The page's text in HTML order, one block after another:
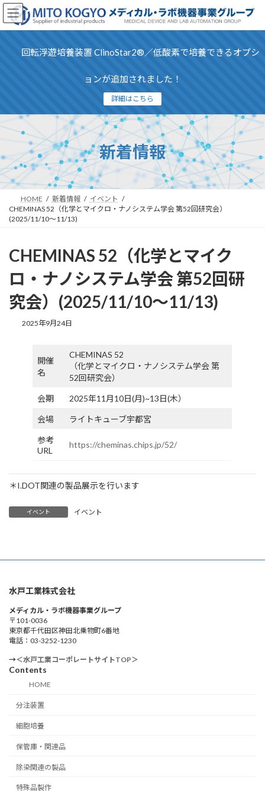
コ
ン
テ
プ
ナ
ビ
ゲ
動
回転浮遊培養装置 ClinoStar2®／低酸素で培養できるオプシ
ョンが追加されました！
詳細はこちら
新着情報
HOME 新着情報
イベント
CHEMINAS 52（化学とマイクロ・ナノシステム学会 第52回研究会）
(2025/11/10〜11/13)
CHEMINAS 52（化学とマイク
ロ・ナノシステム学会 第52回研
究会）(2025/11/10〜11/13)
最
2025年9月24日
開催
名
CHEMINAS 52
（化学とマイクロ・ナノシステム学会 第
52回研究会）
会期 2025年11月10日(月)~13日(木）
会場 ライトキューブ宇都宮
参考
URL
https://cheminas.chips.jp/52/
＊I.DOT関連の製品展示を行います
イベント イベント
水戸工業株式会社
メディカル・ラボ機器事業グループ
〒101-0036
東京都千代田区神田北乗物町6番地
電話：03-3252-1230
→＜水戸工業コーポレートサイトTOP＞
Contents
HOME
分注装置
細胞培養
保管庫・関連品
除染関連の製品
特殊品製作